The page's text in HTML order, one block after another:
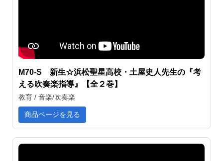
M70-S 新生☆浜松聖星高校・土屋史人先生の『考
える吹奏楽指導』【全２巻】
教育 / 音楽/吹奏楽
商品ページを見る